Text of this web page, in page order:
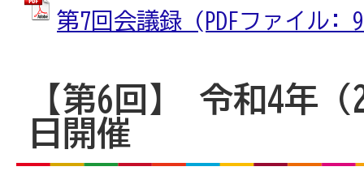
第7回会議録 (PDFファイル:
【第6回】 令和4年（
日開催